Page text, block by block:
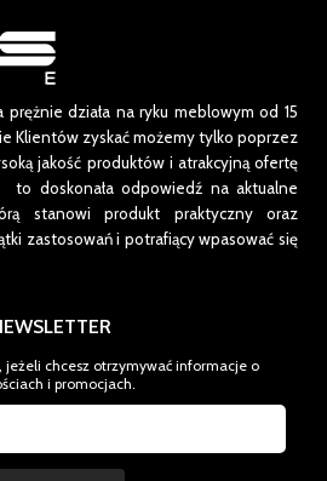
działa na ryku meblowym od 15
Klientów zyskać możemy tylko poprzez
jakość produktów i atrakcyjną ofertę
to doskonała odpowiedź na aktualne
stanowi produkt praktyczny oraz
zastosowań i potrafiący wpasować się
jeżeli chcesz otrzymywać informacje o
i promocjach.